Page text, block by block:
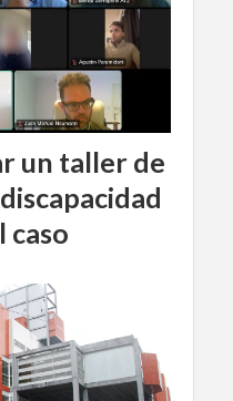
un taller de
caso